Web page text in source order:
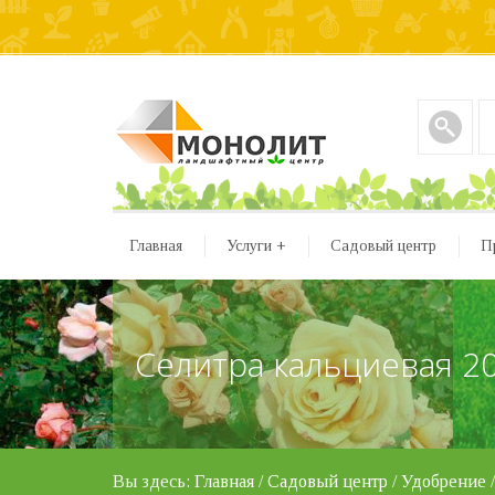
Главная Услуги + Садовый центр
Селитра кальциевая
Вы здесь: Главная /Садовый центр /Удобрение